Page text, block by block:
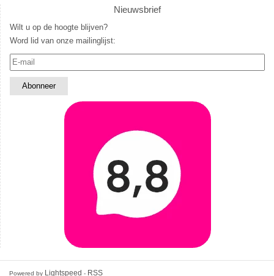
Nieuwsbrief
Wilt u op de hoogte blijven?
Word lid van onze mailinglijst:
Powered by Lightspeed - RSS